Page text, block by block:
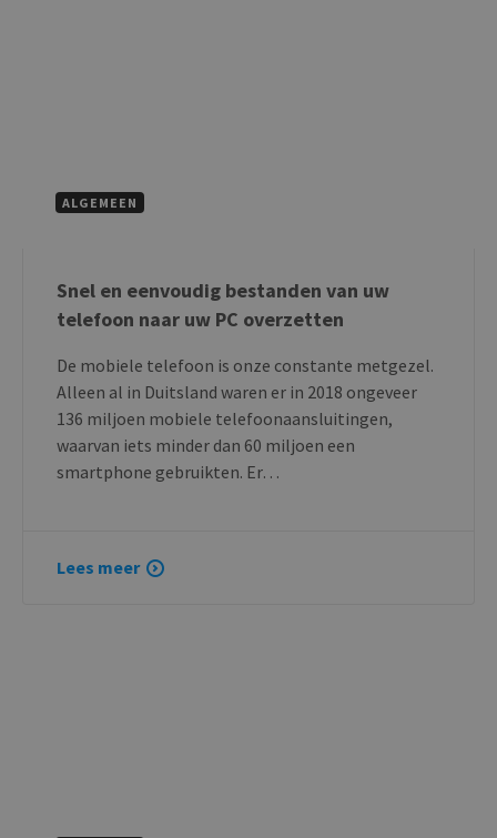
ALGEMEEN
Snel en eenvoudig bestanden van uw
telefoon naar uw PC overzetten
De mobiele telefoon is onze constante metgezel.
Alleen al in Duitsland waren er in 2018 ongeveer
136 miljoen mobiele telefoonaansluitingen,
waarvan iets minder dan 60 miljoen een
smartphone gebruikten. Er…
Lees meer